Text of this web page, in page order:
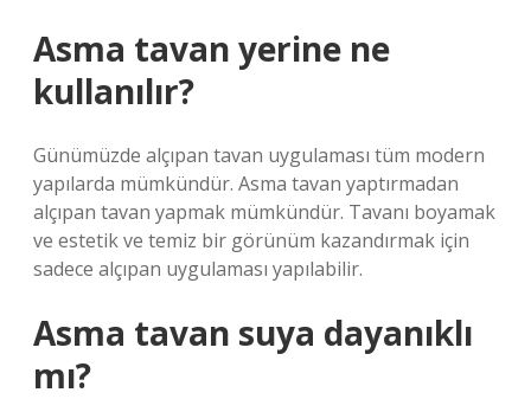
Asma tavan yerine ne
kullanılır?
Günümüzde alçıpan tavan uygulaması tüm modern
yapılarda mümkündür. Asma tavan yaptırmadan
alçıpan tavan yapmak mümkündür. Tavanı boyamak
ve estetik ve temiz bir görünüm kazandırmak için
sadece alçıpan uygulaması yapılabilir.
Asma tavan suya dayanıklı
mı?